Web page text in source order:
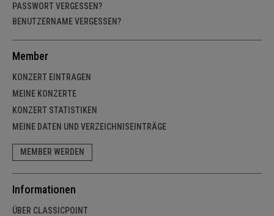
PASSWORT VERGESSEN?
BENUTZERNAME VERGESSEN?
Member
KONZERT EINTRAGEN
MEINE KONZERTE
KONZERT STATISTIKEN
MEINE DATEN UND VERZEICHNISEINTRÄGE
MEMBER WERDEN
Informationen
ÜBER CLASSICPOINT